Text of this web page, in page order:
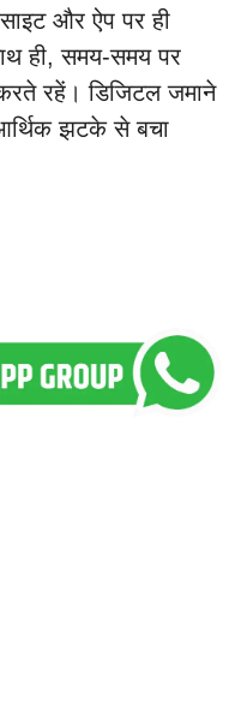
और ऐप पर ही
ही, समय-समय पर
रहें। डिजिटल जमाने
झटके से बचा